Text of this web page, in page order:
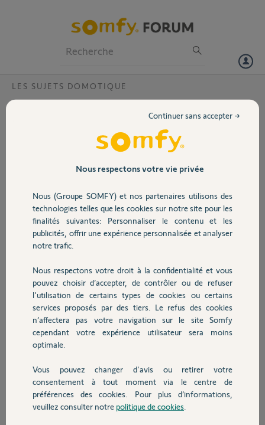
Volet
Sécurité
Domotique
Chauffage
Autres produits
Devis avec un pro
Contact
LES SUJETS DOMOTIQUE
Appairage nouveaux micromodules IZYMO
J'ai remplacé 2 micromodules d'éclairage Zwave par des
micromodules IZYMO IO On/Off. Je n'arrive malheureusement pas à
lumières & prises --> SOMFY --> Micro-module --> interrupteur
mural --> Micro-module IZYMO IO --> Prog > 3 sec --> Veuillez
contacter le support pour être accompagné dans la démarche à
suivre...)
Je possède une box TAHOMA Rail Din V1.
Merci par avance pour votre aide précieuse.
il y a 8 mois
Participer au fil de discussion
Réponses
Bonjour Pierre,
J'ai fais une manipulation sur votre box, si vous ne parvenez toujours pas
Nous respectons votre vie privée
Nous (Groupe SOMFY) et nos partenaires utilisons des
technologies telles que les cookies sur notre site pour les
finalités suivantes: Personnaliser le contenu et les
publicités, offrir une expérience personnalisée et analyser
notre trafic.
Nous respectons votre droit à la confidentialité et vous
pouvez choisir d’accepter, de contrôler ou de refuser
l'utilisation de certains types de cookies ou certains
services proposés par des tiers. Le refus des cookies
n’affectera pas votre navigation sur le site Somfy
cependant votre expérience utilisateur sera moins
optimale.
Vous pouvez changer d'avis ou retirer votre
consentement à tout moment via le centre de
préférences des cookies. Pour plus d’informations,
veuillez consulter notre politique de cookies
Continuer sans accepter →